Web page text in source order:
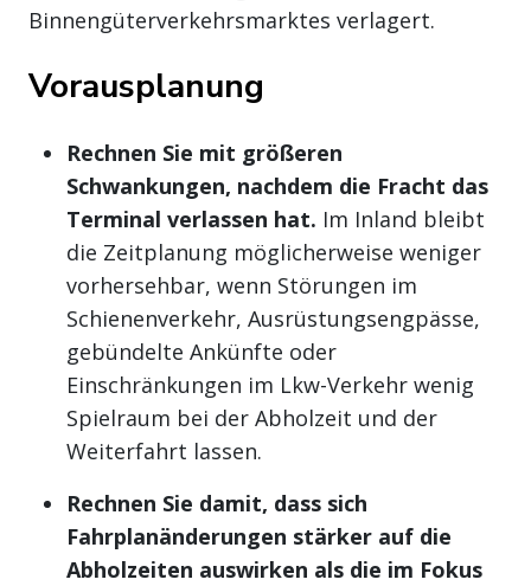
Binnengüterverkehrsmarktes verlagert.
Vorausplanung
Rechnen Sie mit größeren
Schwankungen, nachdem die Fracht das
Terminal verlassen hat. Im Inland bleibt
die Zeitplanung möglicherweise weniger
vorhersehbar, wenn Störungen im
Schienenverkehr, Ausrüstungsengpässe,
gebündelte Ankünfte oder
Einschränkungen im Lkw-Verkehr wenig
Spielraum bei der Abholzeit und der
Weiterfahrt lassen.
Rechnen Sie damit, dass sich
Fahrplanänderungen stärker auf die
Abholzeiten auswirken als die im Fokus